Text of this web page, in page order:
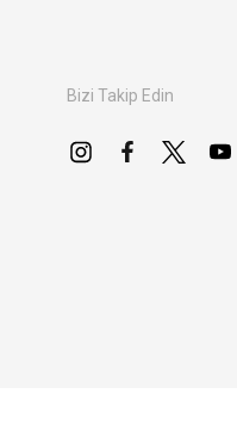
Bizi Takip Edin